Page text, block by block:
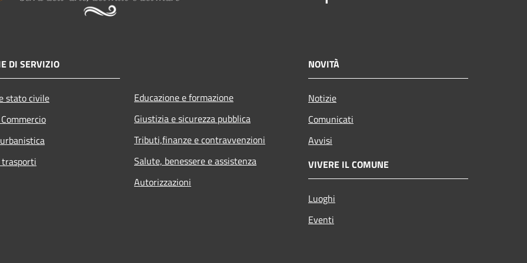
DI SERVIZIO
stato civile
Educazione e formazione
Giustizia e sicurezza pubblica
Tributi,finanze e contravvenzioni
Salute, benessere e assistenza
Autorizzazioni
NOVITÀ
Notizie
Comunicati
Avvisi
VIVERE IL COMUNE
Luoghi
Eventi